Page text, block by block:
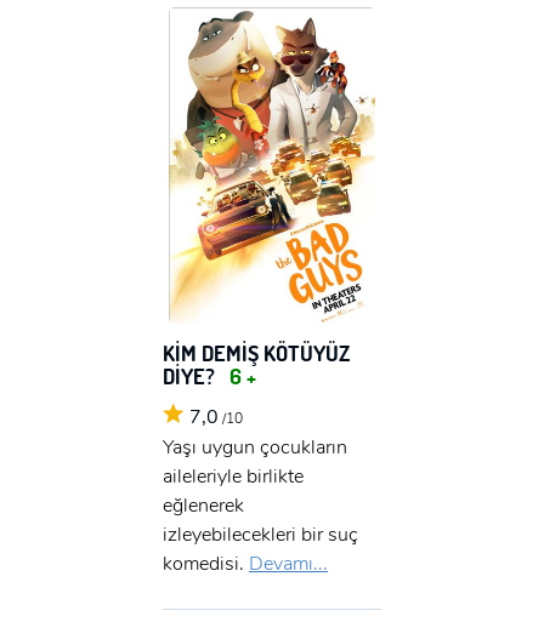
KİM DEMİŞ KÖTÜYÜZ
DİYE? 6 +
7,0 /10
Yaşı uygun çocukların
aileleriyle birlikte
eğlenerek
izleyebilecekleri bir suç
komedisi. Devamı...